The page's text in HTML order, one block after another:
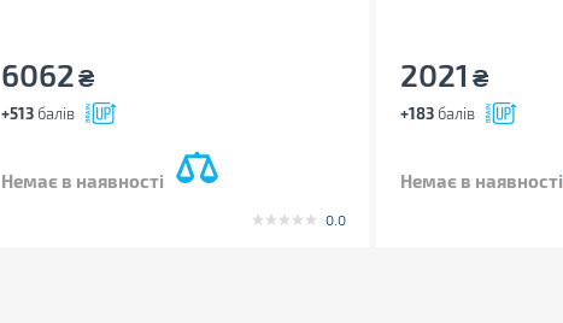
6062₴
+513балів
Немає в наявності
0.0
2021 ₴
+183 балів
Немає в наявності